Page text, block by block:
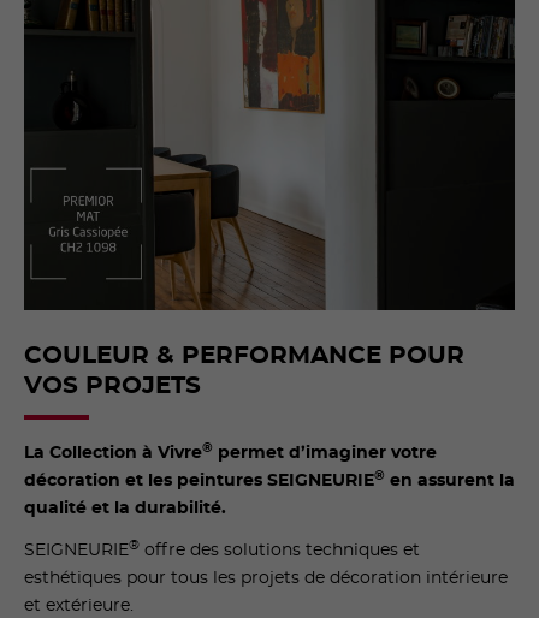
COULEUR & PERFORMANCE POUR
VOS PROJETS
La Collection à Vivre® permet d’imaginer votre
décoration et les peintures SEIGNEURIE® en assurent la
qualité et la durabilité.
SEIGNEURIE® offre des solutions techniques et
esthétiques pour tous les projets de décoration intérieure
et extérieure.